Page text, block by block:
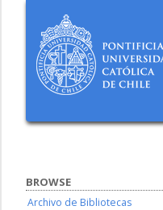
BROWSE
Archivo de Bibliotecas